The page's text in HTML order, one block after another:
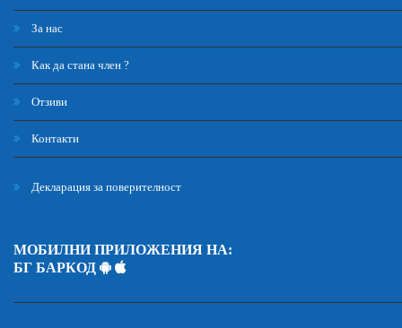
За нас
Как да стана член ?
Отзиви
Контакти
Декларация за поверителност
МОБИЛНИ ПРИЛОЖЕНИЯ НА:
БГ БАРКОД